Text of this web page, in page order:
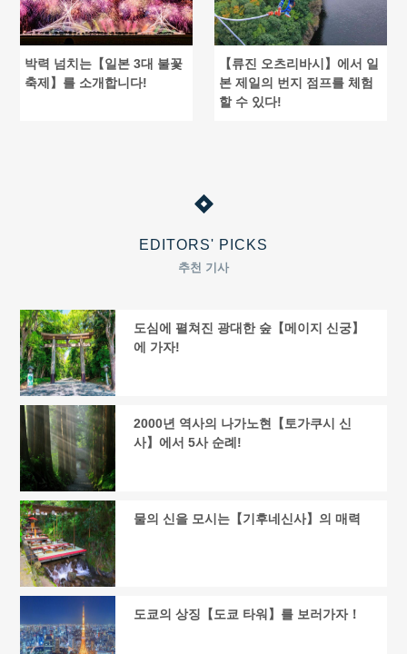
박력 넘치는【일본 3대 불꽃
축제】를 소개합니다!
【류진 오츠리바시】에서 일
본 제일의 번지 점프를 체험
할 수 있다!
EDITORS' PICKS
추천 기사
도심에 펼쳐진 광대한 숲【메이지 신궁】
에 가자!
2000년 역사의 나가노현【토가쿠시 신
사】에서 5사 순례!
물의 신을 모시는【기후네신사】의 매력
도쿄의 상징【도쿄 타워】를 보러가자！